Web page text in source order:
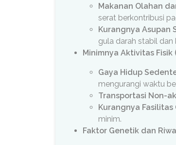
Makanan Olahan
serat berkontribusi
Kurangnya Asupan
gula darah stabil dan
Minimnya Aktivitas Fisik
Gaya Hidup
mengurangi waktu
Transportasi Non-
Kurangnya Fasilitas
minim.
Faktor Genetik dan